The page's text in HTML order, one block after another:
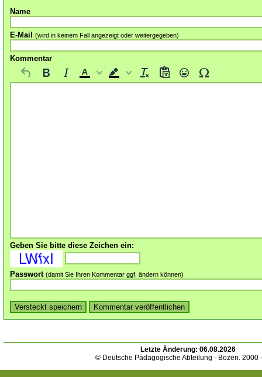
Name
E-Mail (wird in keinem Fall angezeigt oder weitergegeben)
Kommentar
Geben Sie bitte diese Zeichen ein:
Passwort (damit Sie Ihren Kommentar ggf. ändern können)
Letzte Änderung: 06.08.2026
© Deutsche Pädagogische Abteilung - Bozen. 2000